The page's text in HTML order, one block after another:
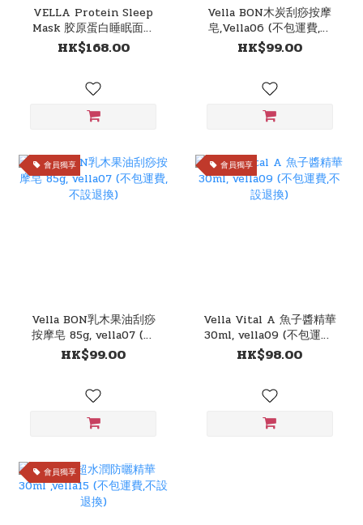
VELLA Protein Sleep
Mask 胶原蛋白睡眠面膜
30粒裝, vella05 (不包運
費,不設退換)
HK$168.00
Vella BON木炭刮痧按摩
皂,Vella06 (不包運費,不
設退換)
HK$99.00
會員獨享
Vella BON乳木果油刮痧
按摩皂 85g, vella07 (不
包運費,不設退換)
HK$99.00
會員獨享
Vella Vital A 魚子醬精華
30ml, vella09 (不包運費,
不設退換)
HK$98.00
會員獨享